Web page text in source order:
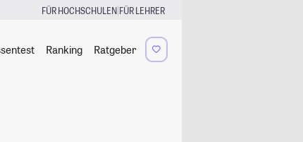
FÜR HOCHSCHULEN|FÜR LEHRER
Ranking Ratgeber